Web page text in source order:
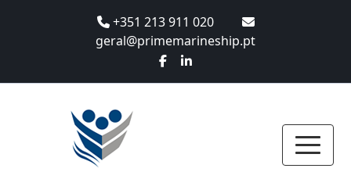
+351 213 911 020
geral@primemarineship.pt